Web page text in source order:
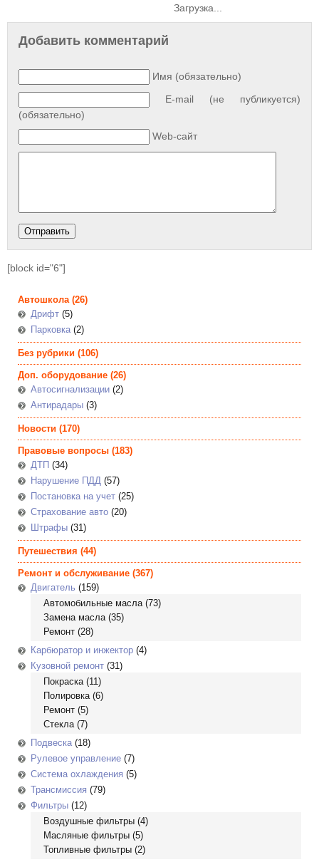
Загрузка...
Добавить комментарий
Имя (обязательно)
E-mail (не публикуется)
(обязательно)
Web-сайт
[block id="6"]
Автошкола(26)
Дрифт (5)
Парковка(2)
Без рубрики (106)
Доп. оборудование (26)
Автосигнализации (2)
Антирадары (3)
Новости (170)
Правовые вопросы (183)
ДТП (34)
Нарушение ПДД (57)
Постановка на учет (25)
Страхование авто (20)
Штрафы (31)
Путешествия (44)
Ремонт и обслуживание (367)
Двигатель (159)
Автомобильные масла(73)
Замена масла(35)
Ремонт (28)
Карбюратор и инжектор (4)
Кузовной ремонт (31)
Покраска(11)
Полировка(6)
Ремонт (5)
Стекла(7)
Подвеска(18)
Рулевое управление (7)
Система охлаждения (5)
Трансмиссия (79)
Фильтры (12)
Воздушные фильтры (4)
Масляные фильтры (5)
Топливные фильтры (2)